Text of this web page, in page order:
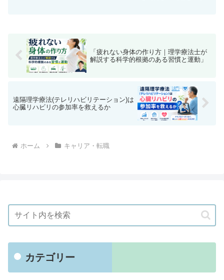
「疲れない身体の作り方｜理学療法士が
解説する科学的根拠のある習慣と運動」
遠隔理学療法(テレリハビリテーション)は
心臓リハビリの参加率を救えるか
ホーム キャリア・転職
カテゴリー